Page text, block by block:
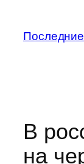
содержимому
В
на